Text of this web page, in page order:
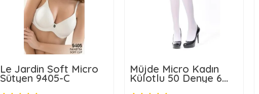
Le Jardin Soft Micro
Sütyen 9405-C
Müjde Micro Kadın
Külotlu 50 Denye 6